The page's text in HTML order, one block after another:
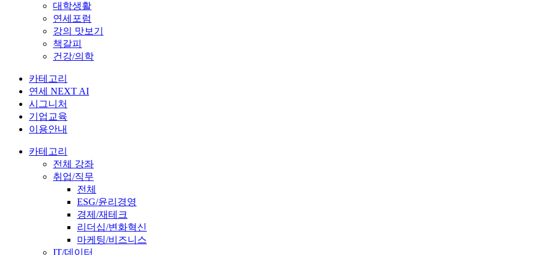
대학생활
연세포럼
강의 맛보기
책갈피
건강/의학
카테고리
연세 NEXT AI
시그니처
기업교육
이용안내
카테고리
전체 강좌
취업/직무
전체
ESG/윤리경영
경제/재테크
리더십/변화혁신
마케팅/비즈니스
IT/데이터